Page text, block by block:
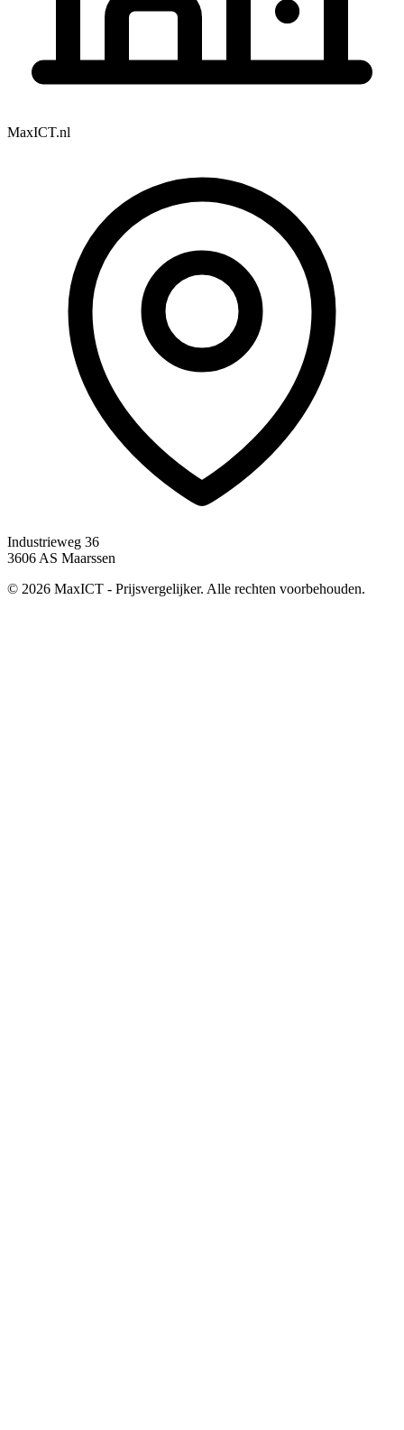
MaxICT.nl
Industrieweg 36
3606 AS Maarssen
© 2026 MaxICT - Prijsvergelijker. Alle rechten voorbehouden.